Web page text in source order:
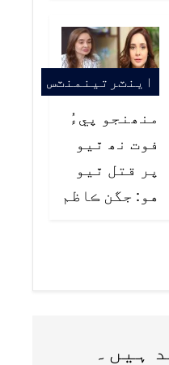
اينٽرتينمنٽس
منھنجو پيءُ
فوت نھ ٿيو
پر قتل ٿيو
هو: جگن ڪاظم
ہیں۔